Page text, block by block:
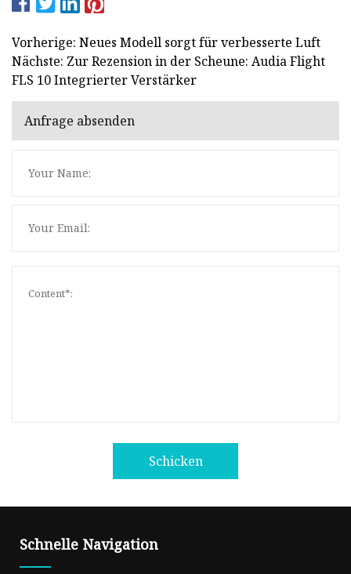
Vorherige: Neues Modell sorgt für verbesserte Luft
Nächste: Zur Rezension in der Scheune: Audia Flight
FLS 10 Integrierter Verstärker
Anfrage absenden
Schicken
Schnelle Navigation